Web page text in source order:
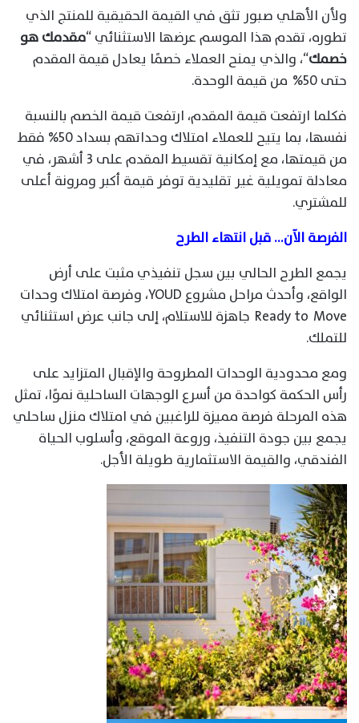
ولأن الأهلي صبور تثق في القيمة الحقيقية للمنتج الذي
تطوره، تقدم هذا الموسم عرضها الاستثنائي “مقدمك هو
خصمك“، والذي يمنح العملاء خصمًا يعادل قيمة المقدم
حتى 50% من قيمة الوحدة.
فكلما ارتفعت قيمة المقدم، ارتفعت قيمة الخصم بالنسبة
نفسها، بما يتيح للعملاء امتلاك وحداتهم بسداد 50% فقط
من قيمتها، مع إمكانية تقسيط المقدم على 3 أشهر، في
معادلة تمويلية غير تقليدية توفر قيمة أكبر ومرونة أعلى
للمشتري.
الفرصة الآن… قبل انتهاء الطرح
يجمع الطرح الحالي بين سجل تنفيذي مثبت على أرض
الواقع، وأحدث مراحل مشروع YOUD، وفرصة امتلاك وحدات
Ready to Move جاهزة للاستلام، إلى جانب عرض استثنائي
للتملك.
ومع محدودية الوحدات المطروحة والإقبال المتزايد على
رأس الحكمة كواحدة من أسرع الوجهات الساحلية نموًا، تمثل
هذه المرحلة فرصة مميزة للراغبين في امتلاك منزل ساحلي
يجمع بين جودة التنفيذ، وروعة الموقع، وأسلوب الحياة
الفندقي، والقيمة الاستثمارية طويلة الأجل.